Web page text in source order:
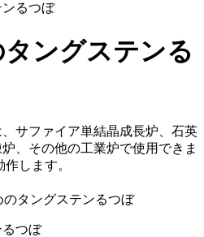
ングステンる
サファイア単結晶成長炉、石英
、その他の工業炉で使用できま
します。
のタングステンるつぼ
つぼ